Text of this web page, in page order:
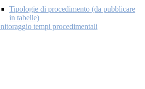
Tipologie di procedimento (da pubblicare
in tabelle)
tempi procedimentali